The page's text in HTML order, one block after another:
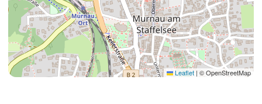
Leaflet | © OpenStreetMap